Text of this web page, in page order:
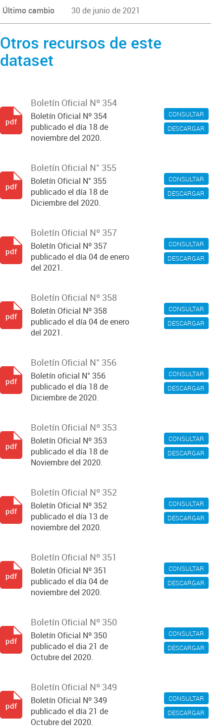
Último cambio 30 de junio de 2021
Otros recursos de este
dataset
CONSULTAR
DESCARGAR
Boletín Oficial Nº 354
Boletín Oficial Nº 354
publicado el día 18 de
noviembre del 2020.
pdf
CONSULTAR
DESCARGAR
Boletín Oficial N° 355
Boletín Oficial N° 355
publicado el día 18 de
Diciembre del 2020.
pdf
CONSULTAR
DESCARGAR
Boletín Oficial Nº 357
Boletín Oficial Nº 357
publicado el día 04 de enero
del 2021.
pdf
CONSULTAR
DESCARGAR
Boletín Oficial Nº 358
Boletín Oficial Nº 358
publicado el día 04 de enero
del 2021.
pdf
CONSULTAR
DESCARGAR
Boletín Oficial N° 356
Boletín oficial N° 356
publicado el día 18 de
Diciembre de 2020.
pdf
CONSULTAR
DESCARGAR
Boletín Oficial Nº 353
Boletín Oficial Nº 353
publicado el día 18 de
Noviembre del 2020.
pdf
CONSULTAR
DESCARGAR
Boletín Oficial Nº 352
Boletín Oficial Nº 352
publicado el día 13 de
noviembre del 2020.
pdf
CONSULTAR
DESCARGAR
Boletín Oficial Nº 351
Boletín Oficial Nº 351
publicado el día 04 de
noviembre del 2020.
pdf
CONSULTAR
DESCARGAR
Boletín Oficial Nº 350
Boletín Oficial Nº 350
publicado el dia 21 de
Octubre del 2020.
pdf
CONSULTAR
DESCARGAR
Boletín Oficial Nº 349
Boletín Oficial Nº 349
publicado el día 21 de
Octubre del 2020.
pdf